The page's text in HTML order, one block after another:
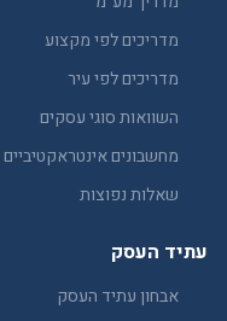
מדריכים לפי מקצוע
מדריכים לפי עיר
השוואות סוגי עסקים
מחשבונים אינטראקטיביים
שאלות נפוצות
עתיד העסק
אבחון עתיד העסק